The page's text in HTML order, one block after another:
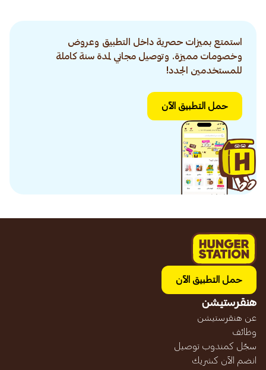
استمتع بميزات حصرية داخل التطبيق وعروض
وخصومات مميزة. وتوصيل مجاني لمدة سنة كاملة
للمستخدمين الجدد!
حمل التطبيق الآن
حمل التطبيق الآن
هنقرستيشن
عن هنقرستيشن
وظائف
سجّل كمندوب توصيل
انضم الآن كشريك